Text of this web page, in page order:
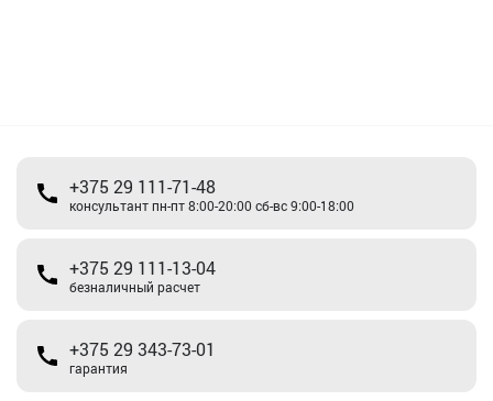
+375 29 111-71-48
консультант пн-пт 8:00-20:00 сб-вс 9:00-18:00
+375 29 111-13-04
безналичный расчет
+375 29 343-73-01
гарантия